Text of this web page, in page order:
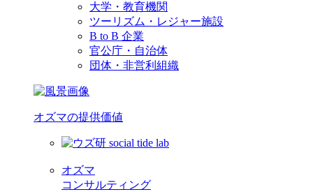
大学・教育機関
ツーリズム・レジャー施設
B to B 企業
官公庁・自治体
団体・非営利組織
オズマの提供価値
オズマ
コンサルティング